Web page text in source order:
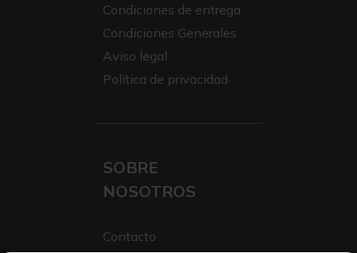
Condiciones de entrega
Condiciones Generales
Aviso legal
Politica de privacidad
SOBRE
NOSOTROS
Contacto